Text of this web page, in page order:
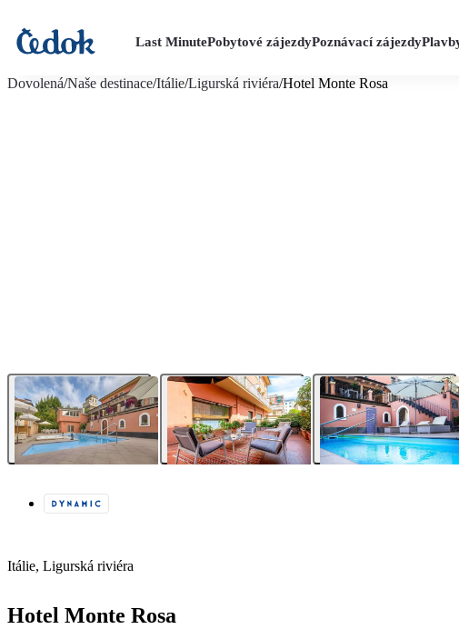
Last MinutePobytové zájezdyPoznávací zájezdy
Dovolená/Naše destinace/Itálie/Ligurská riviéra/Hotel Monte Rosa
Itálie, Ligurská riviéra
Hotel Monte Rosa